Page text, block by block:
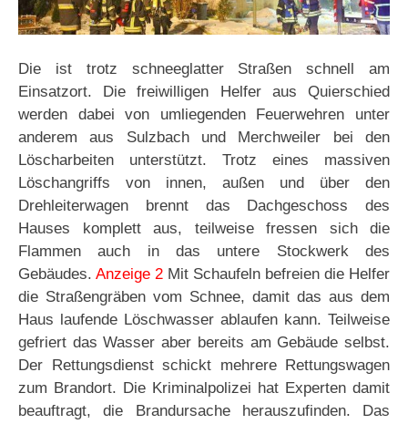
Die ist trotz schneeglatter Straßen schnell am
Einsatzort. Die freiwilligen Helfer aus Quierschied
werden dabei von umliegenden Feuerwehren unter
anderem aus Sulzbach und Merchweiler bei den
Löscharbeiten unterstützt. Trotz eines massiven
Löschangriffs von innen, außen und über den
Drehleiterwagen brennt das Dachgeschoss des
Hauses komplett aus, teilweise fressen sich die
Flammen auch in das untere Stockwerk des
Gebäudes. Anzeige 2 Mit Schaufeln befreien die Helfer
die Straßengräben vom Schnee, damit das aus dem
Haus laufende Löschwasser ablaufen kann. Teilweise
gefriert das Wasser aber bereits am Gebäude selbst.
Der Rettungsdienst schickt mehrere Rettungswagen
zum Brandort. Die Kriminalpolizei hat Experten damit
beauftragt, die Brandursache herauszufinden. Das